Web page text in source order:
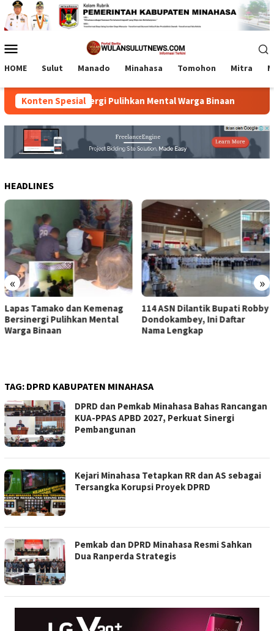
Loncat
ke
konten
Mobile
HOME Sulut Manado Minahasa Tomohon Mitra
Konten Spesial
Bersinergi Pulihkan Mental Warga Binaan
HEADLINES
« »
Lapas Tamako dan Kemenag
Bersinergi Pulihkan Mental
Warga Binaan
114 ASN Dilantik Bupati Robby
Dondokambey, Ini Daftar
Nama Lengkap
TAG: DPRD KABUPATEN MINAHASA
DPRD dan Pemkab Minahasa Bahas Rancangan
KUA-PPAS APBD 2027, Perkuat Sinergi
Pembangunan
Kejari Minahasa Tetapkan RR dan AS sebagai
Tersangka Korupsi Proyek DPRD
Pemkab dan DPRD Minahasa Resmi Sahkan
Dua Ranperda Strategis